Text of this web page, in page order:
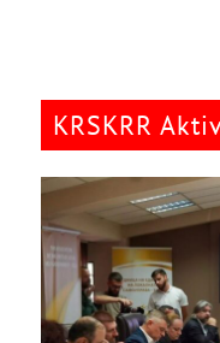
KRSKRR